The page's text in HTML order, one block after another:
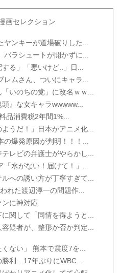
画セレクション
ヤンキーが道場破りした...
パラシュートが開かずに...
る」「悪いけど..」日...
レムさん、ついにキャラ...
いのちの党」に改名ｗｗ...
』な女キャラwwwww...
品消費税2年間1%...
うだ！」日本がアニメ化...
の爆発原因が判明！！！...
レビの弁護士がやらかし...
「水がない！届けて！」...
への誘い方が丁寧すぎて...
れた渡辺淳一の問題作...
ンに神対応
関して「同情を得ようと...
疑者が、整形か否か判定...
ない」 熊本で震度7を...
勝利…17年ぶりにWBC...